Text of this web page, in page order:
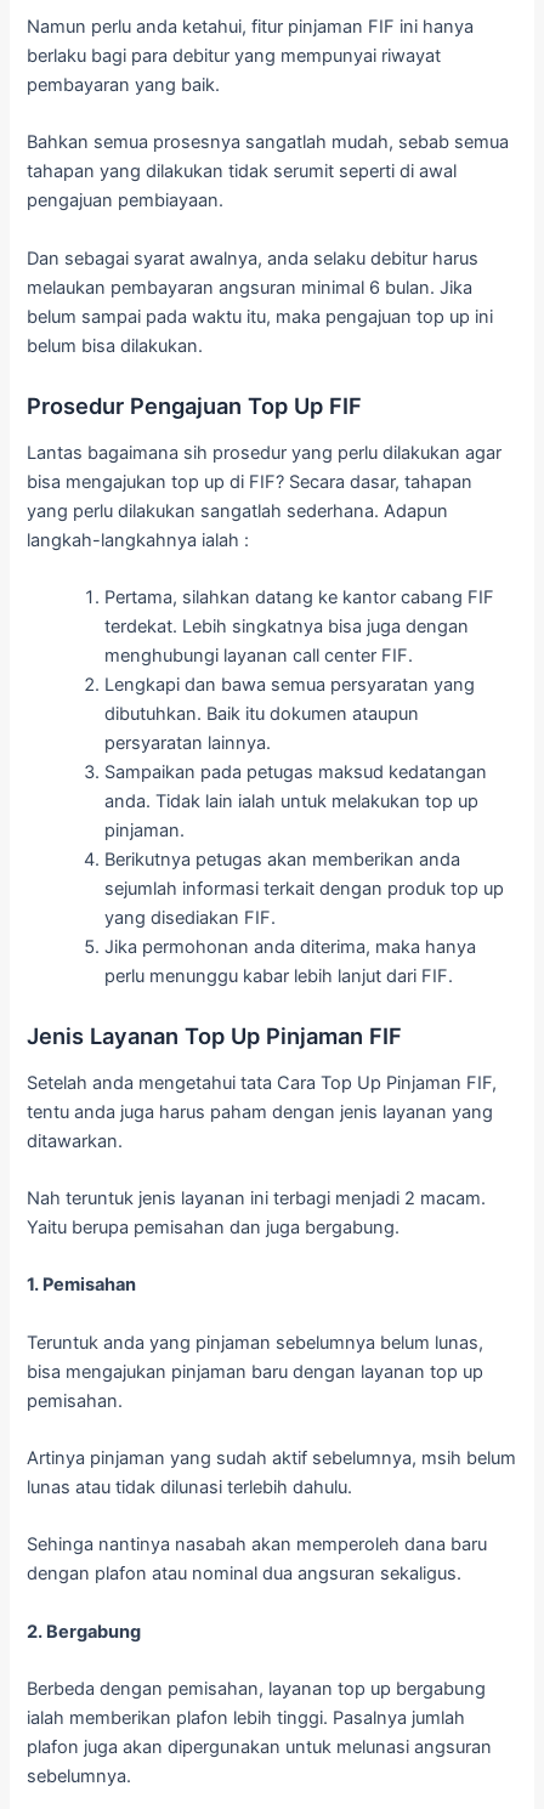
Namun perlu anda ketahui, fitur pinjaman FIF ini hanya
berlaku bagi para debitur yang mempunyai riwayat
pembayaran yang baik.
Bahkan semua prosesnya sangatlah mudah, sebab semua
tahapan yang dilakukan tidak serumit seperti di awal
pengajuan pembiayaan.
Dan sebagai syarat awalnya, anda selaku debitur harus
melaukan pembayaran angsuran minimal 6 bulan. Jika
belum sampai pada waktu itu, maka pengajuan top up ini
belum bisa dilakukan.
Prosedur Pengajuan Top Up FIF
Lantas bagaimana sih prosedur yang perlu dilakukan agar
bisa mengajukan top up di FIF? Secara dasar, tahapan
yang perlu dilakukan sangatlah sederhana. Adapun
langkah-langkahnya ialah :
Pertama, silahkan datang ke kantor cabang FIF
terdekat. Lebih singkatnya bisa juga dengan
menghubungi layanan call center FIF.
Lengkapi dan bawa semua persyaratan yang
dibutuhkan. Baik itu dokumen ataupun
persyaratan lainnya.
Sampaikan pada petugas maksud kedatangan
anda. Tidak lain ialah untuk melakukan top up
pinjaman.
Berikutnya petugas akan memberikan anda
sejumlah informasi terkait dengan produk top up
yang disediakan FIF.
Jika permohonan anda diterima, maka hanya
perlu menunggu kabar lebih lanjut dari FIF.
Jenis Layanan Top Up Pinjaman FIF
Setelah anda mengetahui tata Cara Top Up Pinjaman FIF,
tentu anda juga harus paham dengan jenis layanan yang
ditawarkan.
Nah teruntuk jenis layanan ini terbagi menjadi 2 macam.
Yaitu berupa pemisahan dan juga bergabung.
1. Pemisahan
Teruntuk anda yang pinjaman sebelumnya belum lunas,
bisa mengajukan pinjaman baru dengan layanan top up
pemisahan.
Artinya pinjaman yang sudah aktif sebelumnya, msih belum
lunas atau tidak dilunasi terlebih dahulu.
Sehinga nantinya nasabah akan memperoleh dana baru
dengan plafon atau nominal dua angsuran sekaligus.
2. Bergabung
Berbeda dengan pemisahan, layanan top up bergabung
ialah memberikan plafon lebih tinggi. Pasalnya jumlah
plafon juga akan dipergunakan untuk melunasi angsuran
sebelumnya.